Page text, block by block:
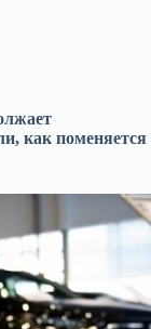
как поменяется